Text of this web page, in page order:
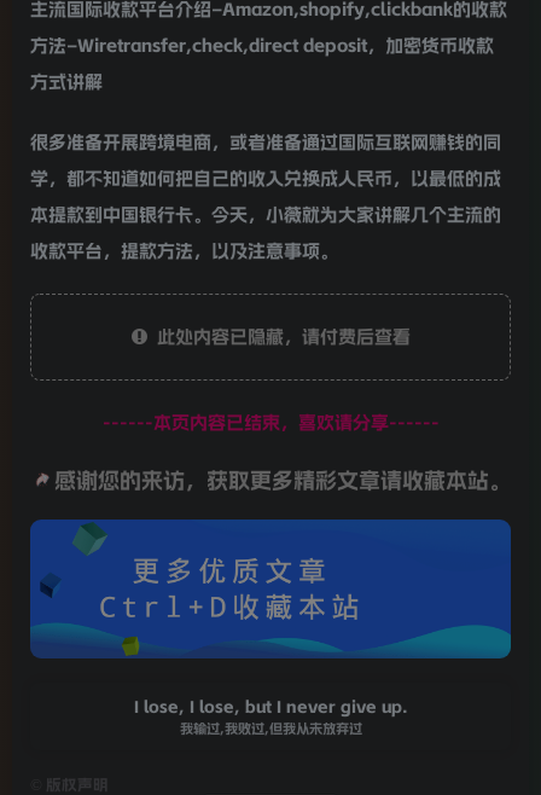
主流国际收款平台介绍–Amazon,shopify,clickbank的收款
方法–Wiretransfer,check,direct deposit，加密货币收款
方式讲解
很多准备开展跨境电商，或者准备通过国际互联网赚钱的同
学，都不知道如何把自己的收入兑换成人民币，以最低的成
本提款到中国银行卡。今天，小薇就为大家讲解几个主流的
收款平台，提款方法，以及注意事项。
此处内容已隐藏，请付费后查看
------本页内容已结束，喜欢请分享------
感谢您的来访，获取更多精彩文章请收藏本站。
I lose, I lose, but I never give up.
我输过,我败过,但我从未放弃过
版权声明